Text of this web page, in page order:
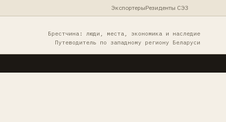
ЭкспортерыРезиденты СЭЗ
Брестчина: люди, места, экономика и наследие
Путеводитель по западному региону Беларуси